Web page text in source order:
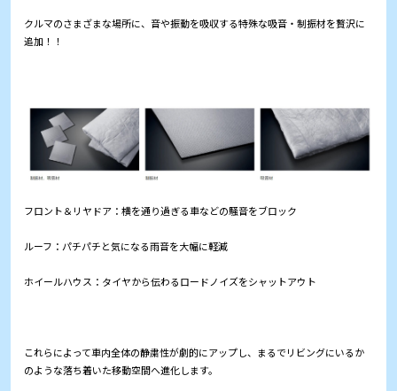
クルマのさまざまな場所に、音や振動を吸収する特殊な吸音・制振材を贅沢に
追加！！
フロント＆リヤドア：横を通り過ぎる車などの騒音をブロック
ルーフ：パチパチと気になる雨音を大幅に軽減
ホイールハウス：タイヤから伝わるロードノイズをシャットアウト
これらによって車内全体の静粛性が劇的にアップし、まるでリビングにいるか
のような落ち着いた移動空間へ進化します。